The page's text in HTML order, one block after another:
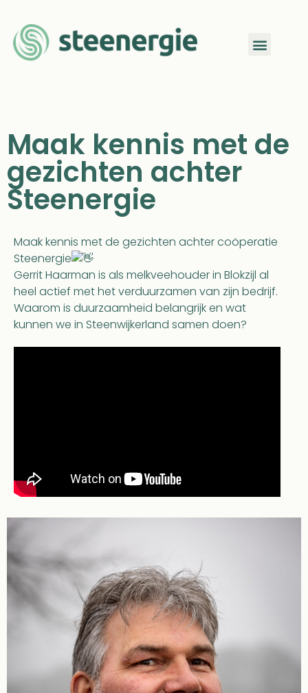
Maak kennis met de
gezichten achter
Steenergie
Maak kennis met de gezichten achter coöperatie
Steenergie
Gerrit Haarman is als melkveehouder in Blokzijl al
heel actief met het verduurzamen van zijn bedrijf.
Waarom is duurzaamheid belangrijk en wat
kunnen we in Steenwijkerland samen doen?